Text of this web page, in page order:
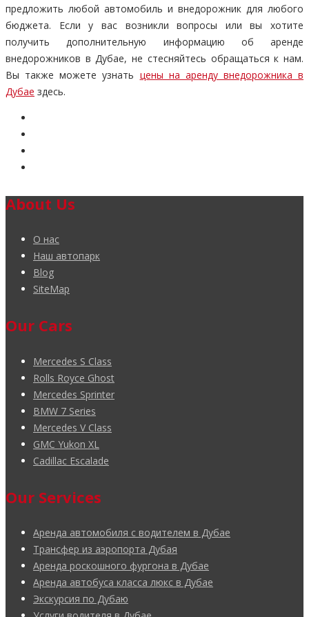
предложить любой автомобиль и внедорожник для любого
бюджета. Если у вас возникли вопросы или вы хотите
получить дополнительную информацию об аренде
внедорожников в Дубае, не стесняйтесь обращаться к нам.
Вы также можете узнать цены на аренду внедорожника в
Дубае здесь.
About Us
О нас
Наш автопарк
Blog
SiteMap
Our Cars
Mercedes S Class
Rolls Royce Ghost
Mercedes Sprinter
BMW 7 Series
Mercedes V Class
GMC Yukon XL
Cadillac Escalade
Our Services
Аренда автомобиля с водителем в Дубае
Трансфер из аэропорта Дубая
Аренда роскошного фургона в Дубае
Аренда автобуса класса люкс в Дубае
Экскурсия по Дубаю